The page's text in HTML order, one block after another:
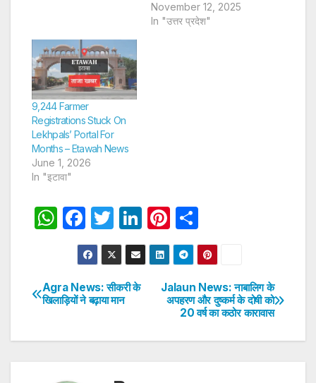
November 12, 2025
In "उत्तर प्रदेश"
9,244 Farmer
Registrations Stuck On
Lekhpals’ Portal For
Months – Etawah News
June 1, 2026
In "इटावा"
W
s
A
F
a
c
e
b
T
w
itt
er
Li
n
k
Pi
nt
er
e
st
h
ar
e
Post
Jalaun News: नाबालिग के
अपहरण और दुष्कर्म के दोषी को
20 वर्ष का कठोर कारावास
Agra News: सीकरी के
खिलाड़ियों ने बढ़ाया मान